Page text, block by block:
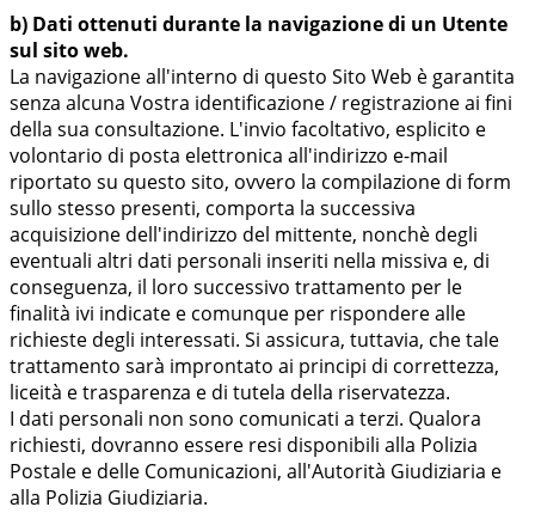
b) Dati ottenuti durante la navigazione di un Utente
sul sito web.
La navigazione all'interno di questo Sito Web è garantita
senza alcuna Vostra identificazione / registrazione ai fini
della sua consultazione. L'invio facoltativo, esplicito e
volontario di posta elettronica all'indirizzo e-mail
riportato su questo sito, ovvero la compilazione di form
sullo stesso presenti, comporta la successiva
acquisizione dell'indirizzo del mittente, nonchè degli
eventuali altri dati personali inseriti nella missiva e, di
conseguenza, il loro successivo trattamento per le
finalità ivi indicate e comunque per rispondere alle
richieste degli interessati. Si assicura, tuttavia, che tale
trattamento sarà improntato ai principi di correttezza,
liceità e trasparenza e di tutela della riservatezza.
I dati personali non sono comunicati a terzi. Qualora
richiesti, dovranno essere resi disponibili alla Polizia
Postale e delle Comunicazioni, all'Autorità Giudiziaria e
alla Polizia Giudiziaria.